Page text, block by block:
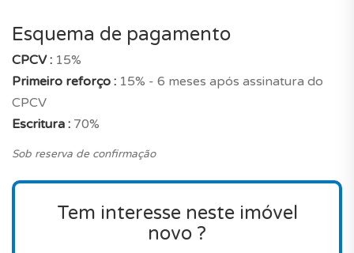
Será o imóvel ideal? Deve notar que, o preço está
bastante correto quando comparado com um
apartamento novo com estas características,
tendo em conta a sua localização na freguesia de
Contacte-nos para agendar uma visita.
Esquema de pagamento
CPCV : 15%
Primeiro reforço : 15% - 6 meses após assinatura do
CPCV
Escritura : 70%
Sob reserva de confirmação
Tem interesse neste imóvel
novo ?